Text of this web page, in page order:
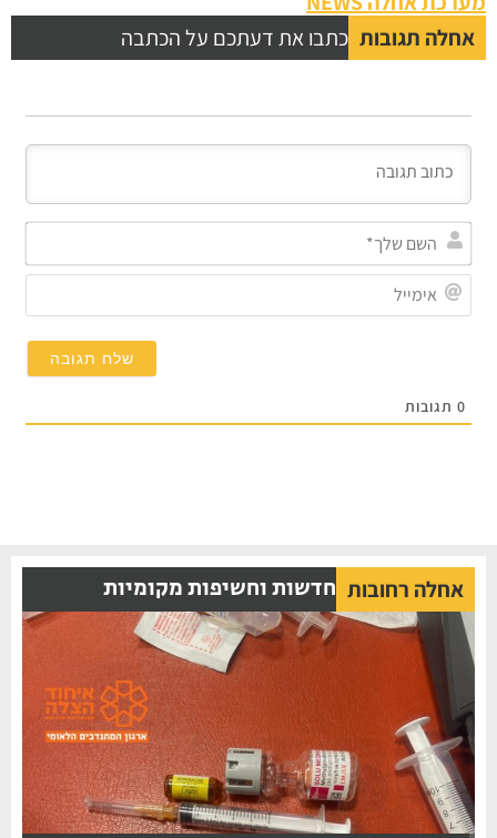
אחלה תגובות כתבו את דעתכם על הכתבה
0תגובות
אחלה רחובות חדשות וחשיפות מקומיות